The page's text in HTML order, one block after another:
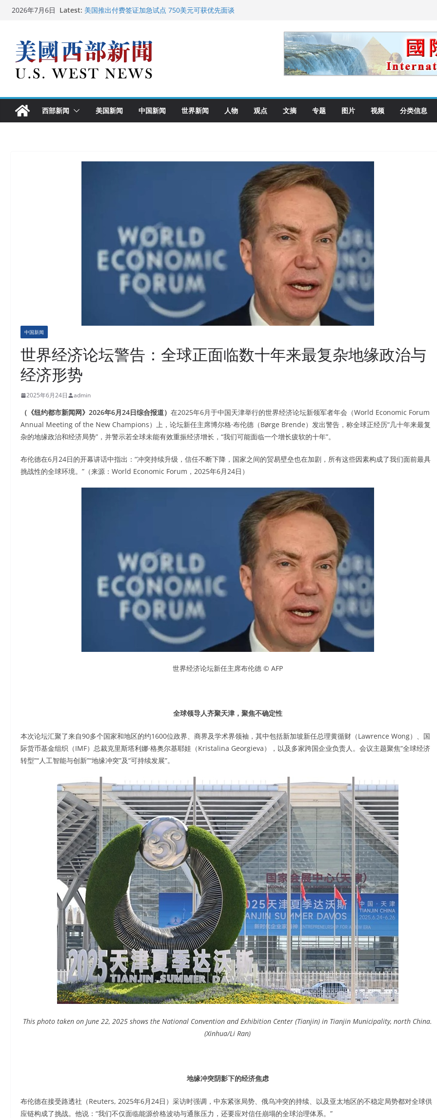
Skip2026年7月6日 Latest: 美国推出付费签证加急试点 750美元可获优先面谈
中国驻美国大使谢锋邀请美国老教师罗纳德·萨科尔斯基再次访华
广州市沉香协会会长周天明：让沉香有序走向世界
西部新闻 美国新闻 中国新闻 世界新闻 人物 观点 文摘 专题 图片 视频 分类信息
中国新闻
世界经济论坛警告：全球正面临数十年来最复杂地缘政治与
经济形势
2025年6月24日 admin
（《纽约都市新闻网》2026年6月24日综合报道） 在2025年6月于中国天津举行的世界经济论坛新领军者年会（World Economic Forum
Annual Meeting of the New Champions）上，论坛新任主席博尔格·布伦德（Børge Brende）发出警告，称全球正经历“几十年来最复
杂的地缘政治和经济局势”，并警示若全球未能有效重振经济增长，“我们可能面临一个增长疲软的十年”。
布伦德在6月24日的开幕讲话中指出：“冲突持续升级，信任不断下降，国家之间的贸易壁垒也在加剧，所有这些因素构成了我们面前最具
挑战性的全球环境。”（来源：World Economic Forum，2025年6月24日）
世界经济论坛新任主席布伦德 © AFP
全球领导人齐聚天津，聚焦不确定性
本次论坛汇聚了来自90多个国家和地区的约1600位政界、商界及学术界领袖，其中包括新加坡新任总理黄循财（Lawrence Wong）、国
际货币基金组织（IMF）总裁克里斯塔利娜·格奥尔基耶娃（Kristalina Georgieva），以及多家跨国企业负责人。会议主题聚焦“全球经济
转型”“人工智能与创新”“地缘冲突”及“可持续发展”。
This photo taken on June 22, 2025 shows the National Convention and Exhibition Center (Tianjin) in Tianjin Municipality, north China.
(Xinhua/Li Ran)
地缘冲突阴影下的经济焦虑
布伦德在接受路透社（Reuters, 2025年6月24日）采访时强调，中东紧张局势、俄乌冲突的持续、以及亚太地区的不稳定局势都对全球供
应链构成了挑战。他说：“我们不仅面临能源价格波动与通胀压力，还要应对信任崩塌的全球治理体系。”